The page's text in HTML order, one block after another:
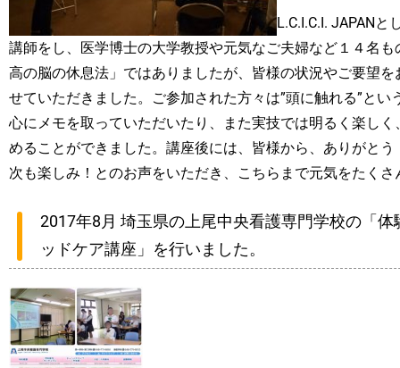
L.C.I.C.I. JAPAN
講師をし、医学博士の大学教授や元気なご夫婦など１４名
高の脳の休息法」ではありましたが、皆様の状況やご要望
せていただきました。ご参加された方々は”頭に触れる”と
心にメモを取っていただいたり、また実技では明るく楽し
めることができました。講座後には、皆様から、ありがと
次も楽しみ！とのお声をいただき、こちらまで元気をたく
2017年8月 埼玉県の上尾中央看護専門学校の「
ッドケア講座」を行いました。